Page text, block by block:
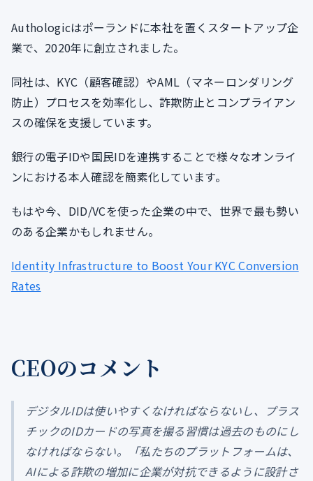
Authologicはポーランドに本社を置くスタートアップ企
業で、2020年に創立されました。
同社は、KYC（顧客確認）やAML（マネーロンダリング
防止）プロセスを効率化し、詐欺防止とコンプライアン
スの確保を支援しています。
銀行の電子IDや国民IDを連携することで様々なオンライ
ンにおける本人確認を簡素化しています。
もはや今、DID/VCを使った企業の中で、世界で最も勢い
のある企業かもしれません。
Identity Infrastructure to Boost Your KYC Conversion
Rates
CEOのコメント
デジタルIDは使いやすくなければならないし、プラス
チックのIDカードの写真を撮る習慣は過去のものにし
なければならない。「私たちのプラットフォームは、
AIによる詐欺の増加に企業が対抗できるように設計さ